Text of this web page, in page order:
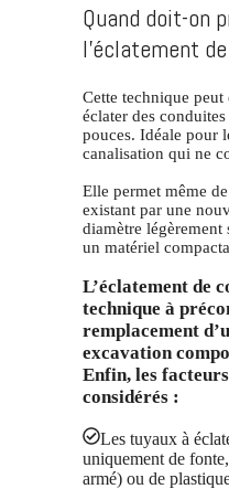
Quand doit-on
l’éclatement
Cette technique
éclater des
pouces. Idéale pour
canalisation qui ne
Elle permet même
existant par une
diamètre légèrement
un matériel
L’éclatement de
technique à
remplacement
excavation
Enfin, les
considérés :
Les tuyaux à
uniquement de
armé) ou de